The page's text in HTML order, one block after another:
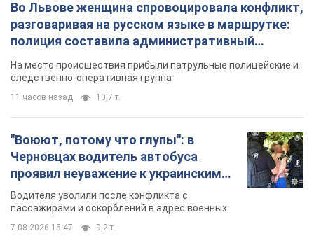
военным и поплатился за это.
Видео
Водителя уволили после конфликта с
пассажирами и оскорблений в адрес военных
7.08.2026 15:47 9,2 т.
"Не следит за сексуальностью": в
Киеве консультант салона красоты
оскорбил женщину после
химиотерапии, разгорелся скандал.
Фото
Сотрудник салона оценил внешность
женщины, заявив, что у нее "мужская стрижка"
7 часов назад 16,8 т.